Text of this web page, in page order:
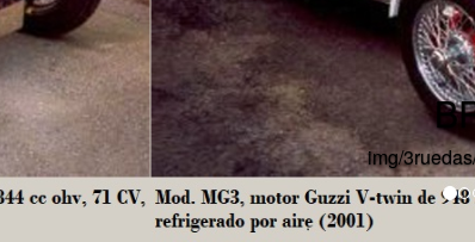
los proyectos de Leighton se vendieron a
Motor Company
del MG3 fue fabricado por BRA Motor Works en
un trabajo excelente y el tricar se ve y conduce
aunque el suyo era ligeramente diferente, ya que
muy bien realizados con acabados, pintura y
img/